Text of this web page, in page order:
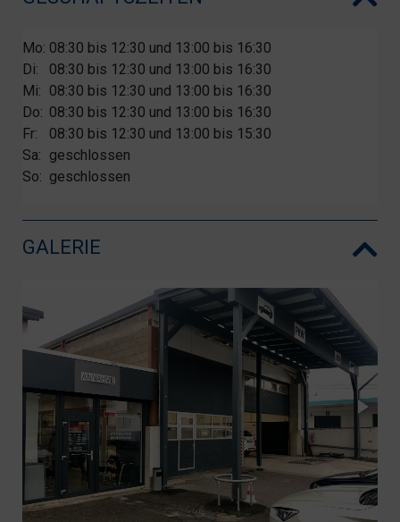
Mo: 08:30 bis 12:30 und 13:00 bis 16:30
Di:
08:30 bis 12:30 und 13:00 bis 16:30
Mi: 08:30 bis 12:30 und 13:00 bis 16:30
Do: 08:30 bis 12:30 und 13:00 bis 16:30
Fr:
08:30 bis 12:30 und 13:00 bis 15:30
Sa: geschlossen
So: geschlossen
GALERIE